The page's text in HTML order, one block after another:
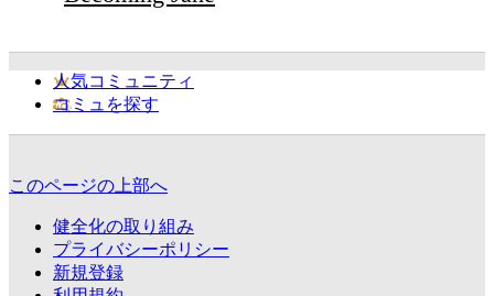
人気コミュニティ
コミュを探す
このページの上部へ
健全化の取り組み
プライバシーポリシー
新規登録